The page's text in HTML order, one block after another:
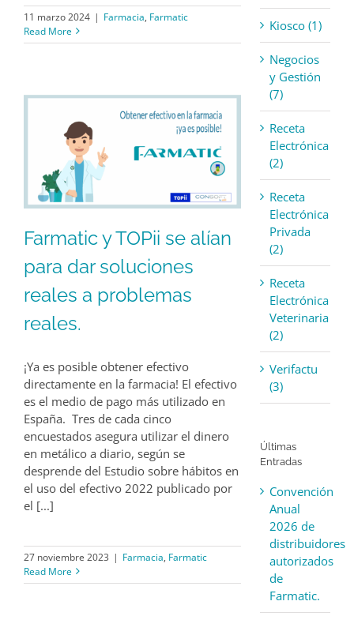
11 marzo 2024 | Farmacia, Farmatic
Read More
Farmatic y TOPii se alían
para dar soluciones
reales a problemas
reales.
¡Ya es posible obtener efectivo
directamente en la farmacia! El efectivo
es el medio de pago más utilizado en
España. Tres de cada cinco
encuestados asegura utilizar el dinero
en metálico a diario, según se
desprende del Estudio sobre hábitos en
el uso del efectivo 2022 publicado por
el [...]
27 noviembre 2023 | Farmacia, Farmatic
Read More
Kiosco (1)
Negocios
y Gestión
(7)
Receta
Electrónica
(2)
Receta
Electrónica
Privada
(2)
Receta
Electrónica
Veterinaria
(2)
Verifactu
(3)
Últimas
Entradas
Convención
Anual
2026 de
distribuidores
autorizados
de
Farmatic.